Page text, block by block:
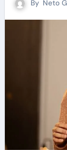
By Neto